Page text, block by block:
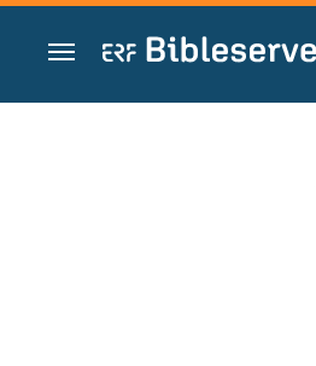
Zum Inhalt springen